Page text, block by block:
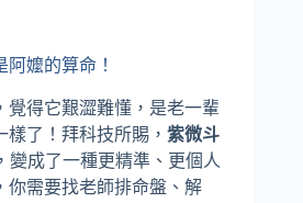
嬤的算命！
覺得它艱澀難懂，是老一輩
了！拜科技所賜， 紫微斗
變成了一種更精準、更個人
你需要找老師排命盤、解